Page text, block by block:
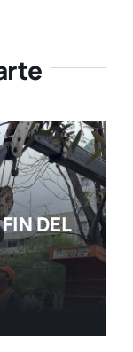
DEL